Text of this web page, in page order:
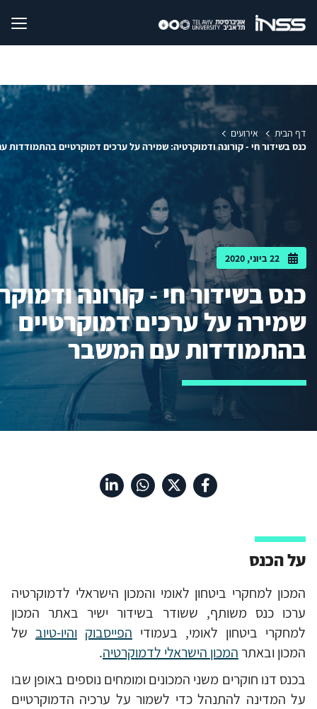
דף הבית
אירועים
כנס בשידור חי - קורונה ודמוקרטיה: שמירה על ערכים דמוקרטיים בהתמודדות
22 ביוני, 2020
כנס בשידור חי - קורונה
שמירה על ערכים דמוקרטיים
בהתמודדות עם המשבר
על הכנס
המכון למחקרי ביטחון לאומי והמכון הישראלי לדמוקרטיה
ערכו כנס משותף, ששודר בשידור ישיר באתר המכון
למחקרי ביטחון לאומי, בעמודי הפייסבוק והיו-טיוב של
המכון ובאתרהמכון הישראלי לדמוקרטיה.
בכנס דנו חוקרים משני המכונים ומומחים נוספים באופן שבו
על המדינה להתנהל כדי לשמור על ערכיה הדמוקרטיים